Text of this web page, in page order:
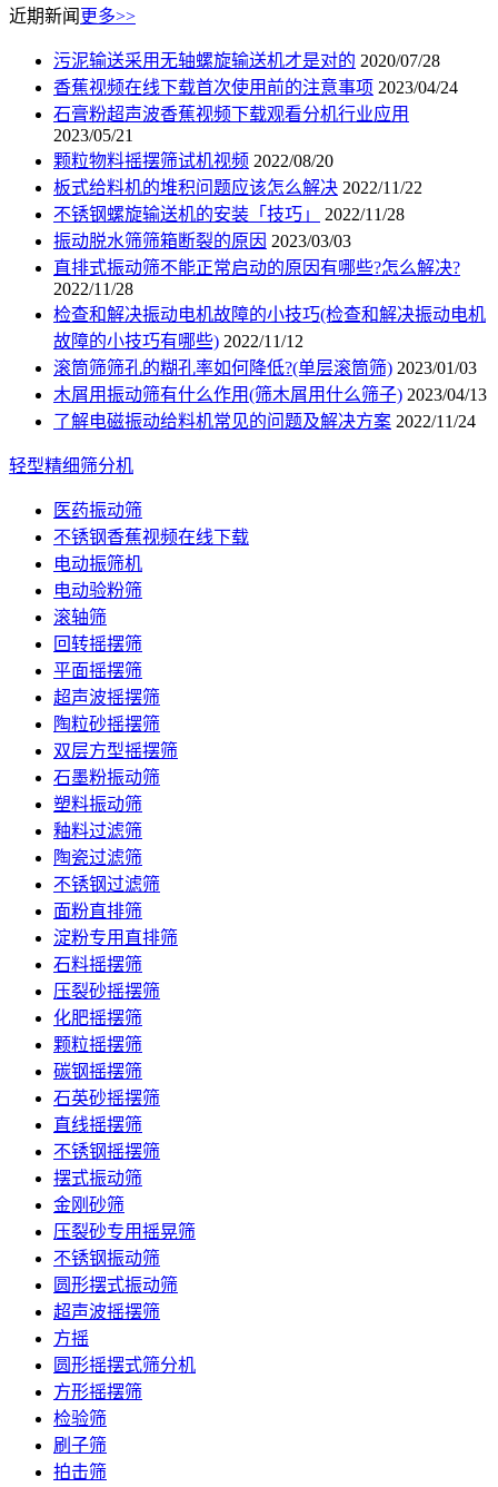
近期新闻 更多>>
污泥输送采用无轴螺旋输送机才是对的 2020/07/28
香蕉视频在线下载首次使用前的注意事项 2023/04/24
石膏粉超声波香蕉视频下载观看分机行业应用
2023/05/21
颗粒物料摇摆筛试机视频 2022/08/20
板式给料机的堆积问题应该怎么解决 2022/11/22
不锈钢螺旋输送机的安装「技巧」
2022/11/28
振动脱水筛筛箱断裂的原因 2023/03/03
直排式振动筛不能正常启动的原因有哪些?怎么解决?
2022/11/28
检查和解决振动电机故障的小技巧(检查和解决振动电机
故障的小技巧有哪些) 2022/11/12
滚筒筛筛孔的糊孔率如何降低?(单层滚筒筛) 2023/01/03
木屑用振动筛有什么作用(筛木屑用什么筛子) 2023/04/13
了解电磁振动给料机常见的问题及解决方案 2022/11/24
轻型精细筛分机
医药振动筛
不锈钢香蕉视频在线下载
电动振筛机
电动验粉筛
滚轴筛
回转摇摆筛
平面摇摆筛
超声波摇摆筛
陶粒砂摇摆筛
双层方型摇摆筛
石墨粉振动筛
塑料振动筛
釉料过滤筛
陶瓷过滤筛
不锈钢过滤筛
面粉直排筛
淀粉专用直排筛
石料摇摆筛
压裂砂摇摆筛
化肥摇摆筛
颗粒摇摆筛
碳钢摇摆筛
石英砂摇摆筛
直线摇摆筛
不锈钢摇摆筛
摆式振动筛
金刚砂筛
压裂砂专用摇晃筛
不锈钢振动筛
圆形摆式振动筛
超声波摇摆筛
方摇
圆形摇摆式筛分机
方形摇摆筛
检验筛
刷子筛
拍击筛